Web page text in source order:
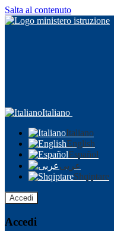
Salta al contenuto
Italiano
Italiano
English
Español
عربى
Shqiptare
Accedi
Accedi